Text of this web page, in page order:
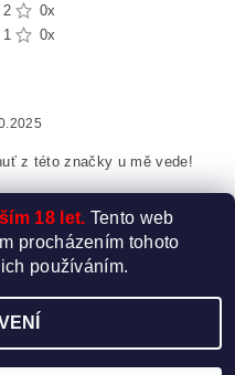
2
0x
1
0x
z této značky u mě vede!
18 let. Tento web
procházením tohoto
používáním.